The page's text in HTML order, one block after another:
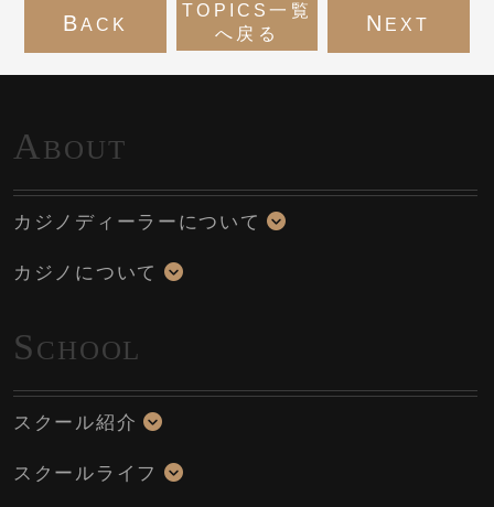
BACK
TOPICS一覧
へ戻る
N EXT
A BOUT
カジノディーラーについて
カジノについて
SCHOOL
スクール紹介
スクールライフ